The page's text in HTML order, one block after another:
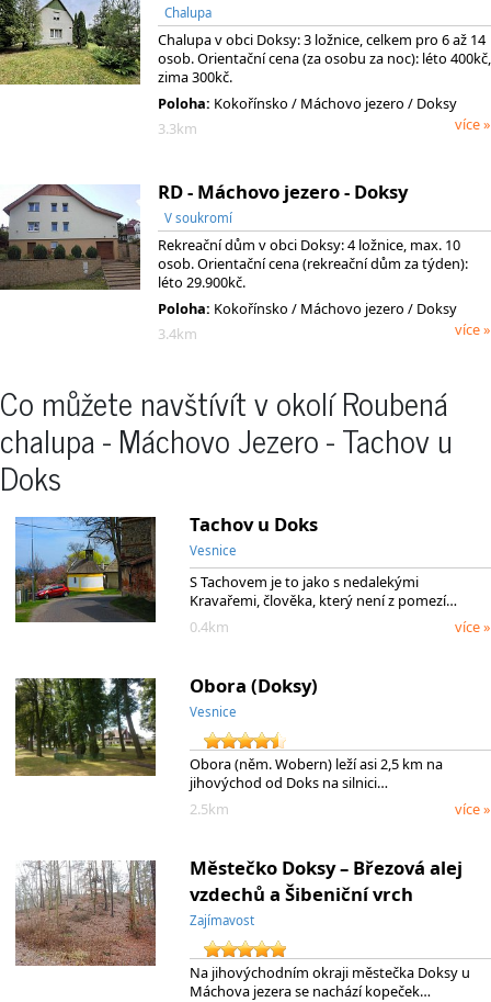
Chalupa
Chalupa v obci Doksy: 3 ložnice, celkem pro 6 až 14
osob. Orientační cena (za osobu za noc): léto 400kč,
zima 300kč.
Poloha: Kokořínsko / Máchovo jezero / Doksy
3.3km
více »
RD - Máchovo jezero - Doksy
V soukromí
Rekreační dům v obci Doksy: 4 ložnice, max. 10
osob. Orientační cena (rekreační dům za týden):
léto 29.900kč.
Poloha: Kokořínsko / Máchovo jezero / Doksy
3.4km
více »
Co můžete navštívít v okolí Roubená
chalupa - Máchovo Jezero - Tachov u
Doks
Tachov u Doks
Vesnice
S Tachovem je to jako s nedalekými
Kravařemi, člověka, který není z pomezí…
0.4km
více »
Obora (Doksy)
Vesnice
Obora (něm. Wobern) leží asi 2,5 km na
jihovýchod od Doks na silnici…
2.5km
více »
Městečko Doksy – Březová alej
vzdechů a Šibeniční vrch
Zajímavost
Na jihovýchodním okraji městečka Doksy u
Máchova jezera se nachází kopeček…